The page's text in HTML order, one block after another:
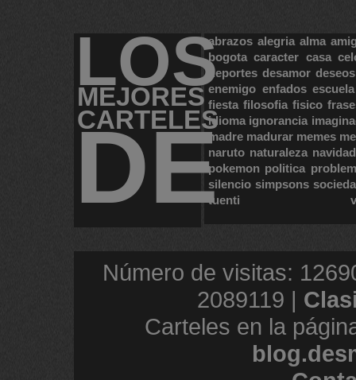
LOS
MEJORES
CARTELES
DE
abrazos alegria alma
bogota caracter casa
deportes desamor deseos
enemigo enfados escuela
fiesta filosofia fisico
idioma ignorancia
madre madurar memes
naruto naturaleza navidad
pokemon politica
silencio simpsons
tuenti
Número de visitas:
2089119 |
Carteles en la